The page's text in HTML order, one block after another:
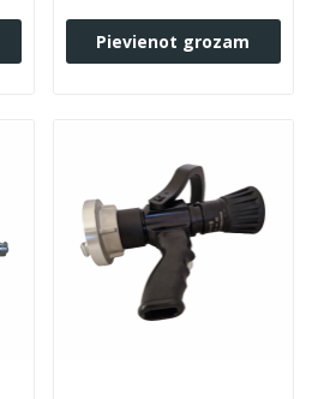
Pievienot grozam